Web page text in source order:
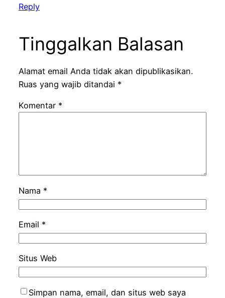
Reply
Tinggalkan Balasan
Alamat email Anda tidak akan dipublikasikan.
Ruas yang wajib ditandai *
Komentar *
Nama *
Email *
Situs Web
Simpan nama, email, dan situs web saya